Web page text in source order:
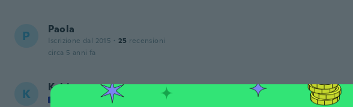
P Paola
Iscrizione dal 2015 · 25 recensioni
circa 5 anni fa
K Kabira
Iscrizione dal 2019
recensioni